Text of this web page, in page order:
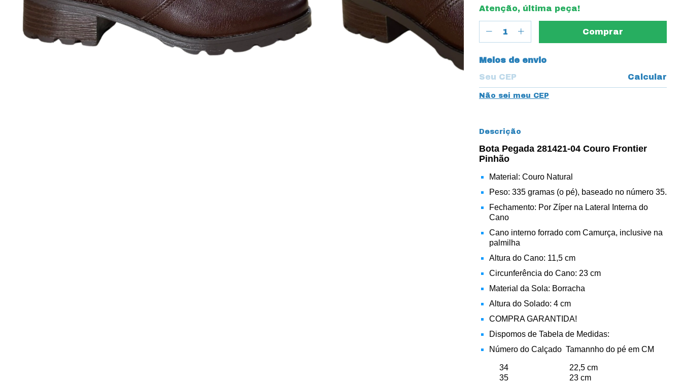
Atenção, última peça!
Entregas para o CEP:
Meios de envio
Calcular
Não sei meu CEP
Descrição
Bota Pegada 281421-04 Couro Frontier
Pinhão
Material: Couro Natural
Peso: 335 gramas (o pé), baseado no número 35.
Fechamento: Por Zíper na Lateral Interna do
Cano
Cano interno forrado com Camurça, inclusive na
palmilha
Altura do Cano: 11,5 cm
Circunferência do Cano: 23 cm
Material da Sola: Borracha
Altura do Solado: 4 cm
COMPRA GARANTIDA!
Dispomos de Tabela de Medidas:
Número do Calçado Tamannho do pé em CM
34 22,5 cm
35 23 cm